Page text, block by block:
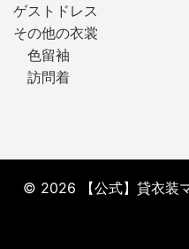
ゲストドレス
その他の衣裳
色留袖
訪問着
© 2026 【公式】貸衣装